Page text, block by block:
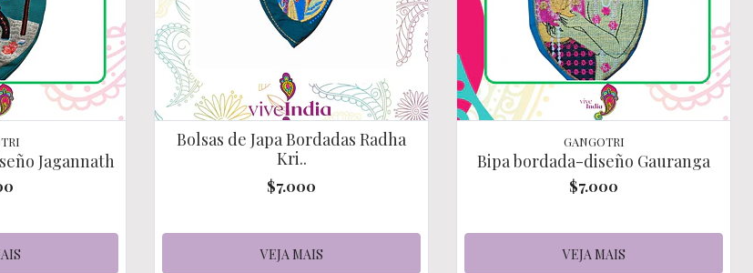
Jagannath
Bolsas de Japa Bordadas Radha
Kri..
$7.000
VEJA MAIS
GANGOTRI
Bipa bordada-diseño Gauranga
$7.000
VEJA MAIS